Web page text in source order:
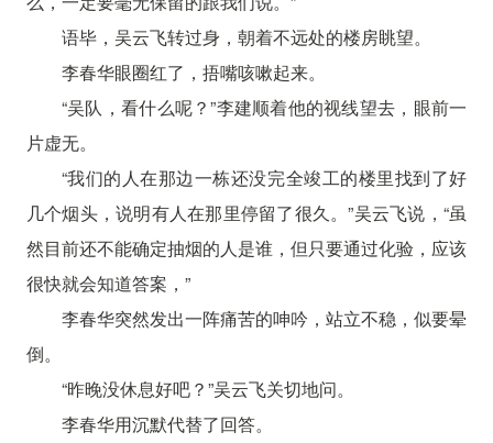
语毕，吴云飞转过身，朝着不远处的楼房眺望。
李春华眼圈红了，捂嘴咳嗽起来。
“吴队，看什么呢？”李建顺着他的视线望去，眼前一
片虚无。
“我们的人在那边一栋还没完全竣工的楼里找到了好
几个烟头，说明有人在那里停留了很久。”吴云飞说，“虽
然目前还不能确定抽烟的人是谁，但只要通过化验，应该
很快就会知道答案，”
李春华突然发出一阵痛苦的呻吟，站立不稳，似要晕
倒。
“昨晚没休息好吧？”吴云飞关切地问。
李春华用沉默代替了回答。